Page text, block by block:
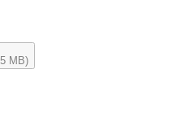
MB)